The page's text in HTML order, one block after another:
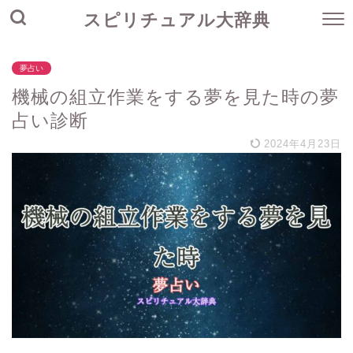
スピリチュアル大辞典
夢占い
機械の組立作業をする夢を見た時の夢
占い診断
2024年4月23日